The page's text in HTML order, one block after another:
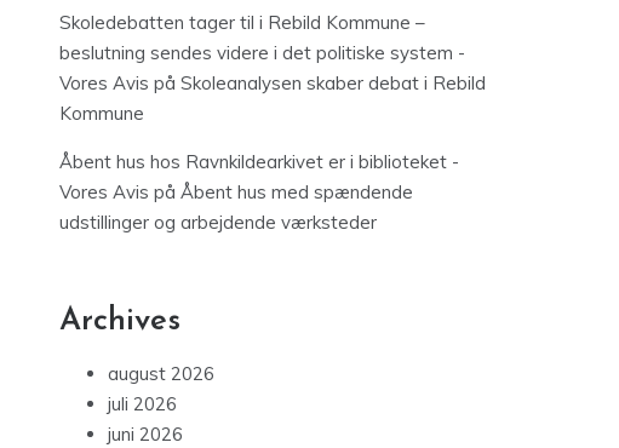
Skoledebatten tager til i Rebild Kommune –
beslutning sendes videre i det politiske system -
Vores Avis på Skoleanalysen skaber debat i Rebild
Kommune
Åbent hus hos Ravnkildearkivet er i biblioteket -
Vores Avis på Åbent hus med spændende
udstillinger og arbejdende værksteder
Archives
august 2026
juli 2026
juni 2026